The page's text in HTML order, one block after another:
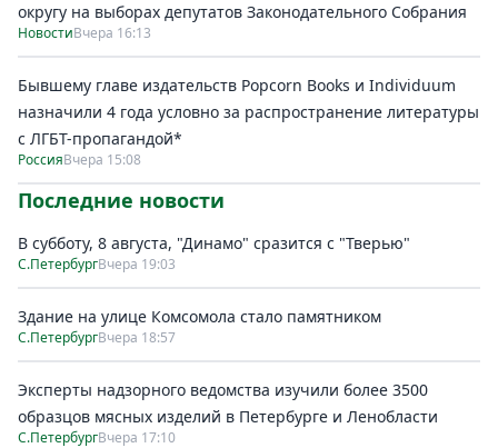
округу на выборах депутатов Законодательного Собрания
НовостиВчера 16:13
Бывшему главе издательств Popcorn Books и Individuum
назначили 4 года условно за распространение литературы
с ЛГБТ-пропагандой*
РоссияВчера 15:08
Последние новости
В субботу, 8 августа, "Динамо" сразится с "Тверью"
С.ПетербургВчера 19:03
Здание на улице Комсомола стало памятником
С.ПетербургВчера 18:57
Эксперты надзорного ведомства изучили более 3500
образцов мясных изделий в Петербурге и Ленобласти
С.ПетербургВчера 17:10